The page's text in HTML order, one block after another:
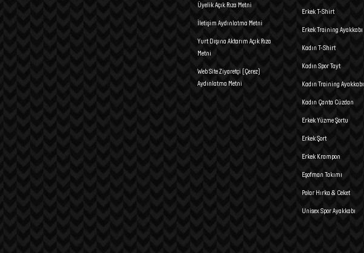
Üyelik Açık Rıza Metni
İletişim Aydınlatma Metni
Yurt Dışına Aktarım Açık Rıza
Metni
Web Site Ziyaretçi (Çerez)
Aydınlatma Metni
Erkek T-Shirt
Erkek Training Ayakkabı
Kadın T-Shirt
Kadın Spor Tayt
Kadın Training Ayakkabı
Kadın Çanta Cüzdan
Erkek Yüzme Şortu
Erkek Şort
Erkek Krampon
Eşofman Takımı
Polar Hırka & Ceket
Unisex Spor Ayakkabı